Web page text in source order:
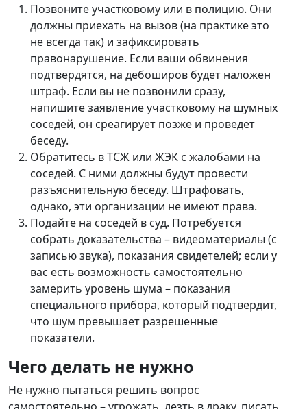
Позвоните участковому или в полицию. Они
должны приехать на вызов (на практике это
не всегда так) и зафиксировать
правонарушение. Если ваши обвинения
подтвердятся, на дебоширов будет наложен
штраф. Если вы не позвонили сразу,
напишите заявление участковому на шумных
соседей, он среагирует позже и проведет
беседу.
Обратитесь в ТСЖ или ЖЭК с жалобами на
соседей. С ними должны будут провести
разъяснительную беседу. Штрафовать,
однако, эти организации не имеют права.
Подайте на соседей в суд. Потребуется
собрать доказательства – видеоматериалы (с
записью звука), показания свидетелей; если у
вас есть возможность самостоятельно
замерить уровень шума – показания
специального прибора, который подтвердит,
что шум превышает разрешенные
показатели.
Чего делать не нужно
Не нужно пытаться решить вопрос